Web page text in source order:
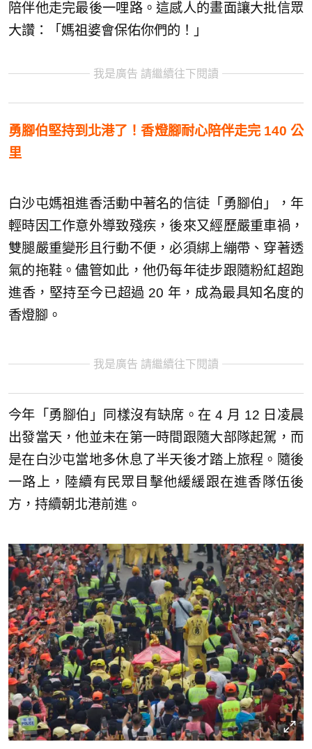
陪伴他走完最後一哩路。這感人的畫面讓大批信眾
大讚：「媽祖婆會保佑你們的！」
我是廣告 請繼續往下閱讀
勇腳伯堅持到北港了！香燈腳耐心陪伴走完 140 公
里
白沙屯媽祖進香活動中著名的信徒「勇腳伯」，年
輕時因工作意外導致殘疾，後來又經歷嚴重車禍，
雙腿嚴重變形且行動不便，必須綁上繃帶、穿著透
氣的拖鞋。儘管如此，他仍每年徒步跟隨粉紅超跑
進香，堅持至今已超過 20 年，成為最具知名度的
香燈腳。
我是廣告 請繼續往下閱讀
今年「勇腳伯」同樣沒有缺席。在 4 月 12 日凌晨
出發當天，他並未在第一時間跟隨大部隊起駕，而
是在白沙屯當地多休息了半天後才踏上旅程。隨後
一路上，陸續有民眾目擊他緩緩跟在進香隊伍後
方，持續朝北港前進。